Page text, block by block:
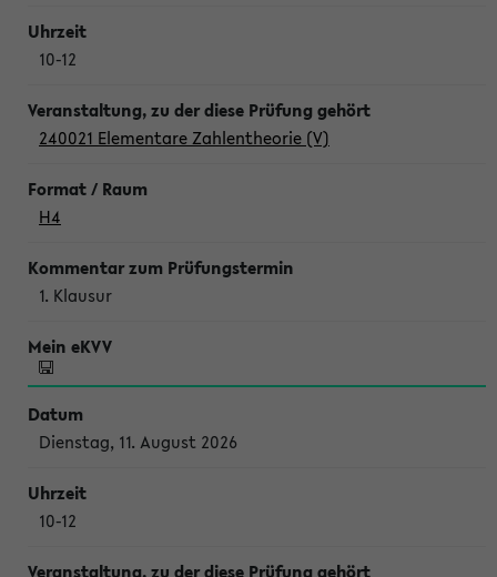
10-12
240021 Elementare Zahlentheorie (V)
H4
1. Klausur
Dienstag, 11. August 2026
10-12